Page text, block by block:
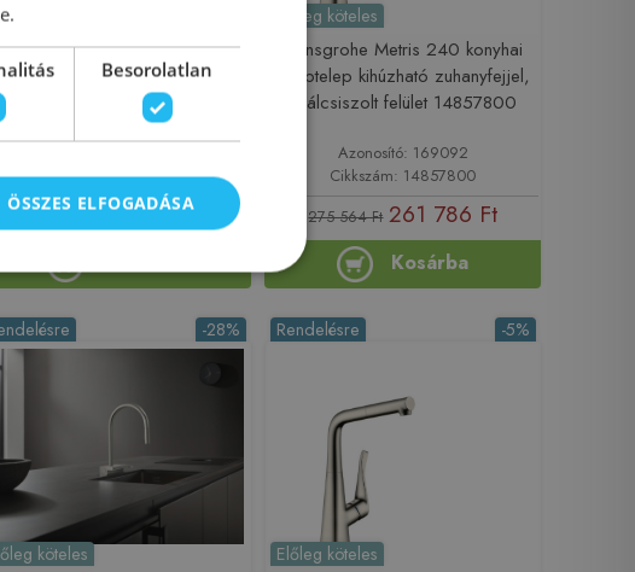
köteles
Hansgrohe Aquno Select M81
egykaros konyhai csaptelep 250,
fejjel, 2jet rozsdamentes
acél hatású 73836800
Cikkszám: 73836800
379 766 Ft 288 370 Ft
Előleg köteles
Hansgrohe Metris 240 konyhai
csaptelep kihúzható zuhanyfejjel,
szálcsiszolt felület 14857800
Azonosító: 169092
Cikkszám: 14857800
275 564 Ft 261 786 Ft
Kosárba
-28%
köteles
-5%
Rendelésre
Előleg köteles
Besorolatlan
ÖSSZES ELFOGADÁSA